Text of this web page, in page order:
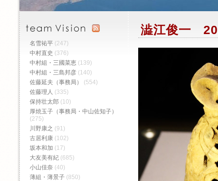
澁江俊一 20
名雪祐平 (247)
中村直史 (376)
中村組・三國菜恵 (139)
中村組・三島邦彦 (140)
佐藤延夫（事務局）
(554)
佐藤理人 (335)
保持壮太郎 (10)
厚焼玉子（事務局・中山佐知子）
(275)
川野康之 (91)
古居利康 (102)
坂本和加 (17)
大友美有紀 (685)
小山佳奈 (40)
薄組・薄景子 (850)